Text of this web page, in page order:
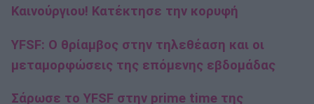
Καινούργιου! Κατέκτησε την κορυφή
YFSF: Ο θρίαμβος στην τηλεθέαση και οι
μεταμορφώσεις της επόμενης εβδομάδας
Σάρωσε το YFSF στην prime time της